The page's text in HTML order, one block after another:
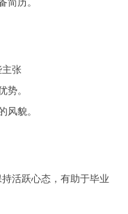
张
势。
风貌。
活跃心态，有助于毕业